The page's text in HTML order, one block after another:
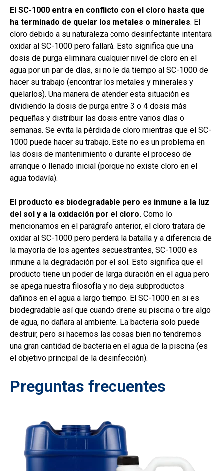
El SC-1000 entra en conflicto con el cloro hasta que
ha terminado de quelar los metales o minerales. El
cloro debido a su naturaleza como desinfectante intentara
oxidar al SC-1000 pero fallará. Esto significa que una
dosis de purga eliminara cualquier nivel de cloro en el
agua por un par de días, si no le da tiempo al SC-1000 de
hacer su trabajo (encontrar los metales y minerales y
quelarlos). Una manera de atender esta situación es
dividiendo la dosis de purga entre 3 o 4 dosis más
pequeñas y distribuir las dosis entre varios días o
semanas. Se evita la pérdida de cloro mientras que el SC-
1000 puede hacer su trabajo. Este no es un problema en
las dosis de mantenimiento o durante el proceso de
arranque o llenado inicial (porque no existe cloro en el
agua todavía).
El producto es biodegradable pero es inmune a la luz
del sol y a la oxidación por el cloro. Como lo
mencionamos en el parágrafo anterior, el cloro tratara de
oxidar al SC-1000 pero perderá la batalla y a diferencia de
la mayoría de los agentes secuestrantes, SC-1000 es
inmune a la degradación por el sol. Esto significa que el
producto tiene un poder de larga duración en el agua pero
se apega nuestra filosofía y no deja subproductos
dañinos en el agua a largo tiempo. El SC-1000 en si es
biodegradable así que cuando drene su piscina o tire algo
de agua, no dañara al ambiente. La bacteria solo puede
destruir, pero si hacemos las cosas bien no tendremos
una gran cantidad de bacteria en el agua de la piscina (es
el objetivo principal de la desinfección).
Preguntas frecuentes